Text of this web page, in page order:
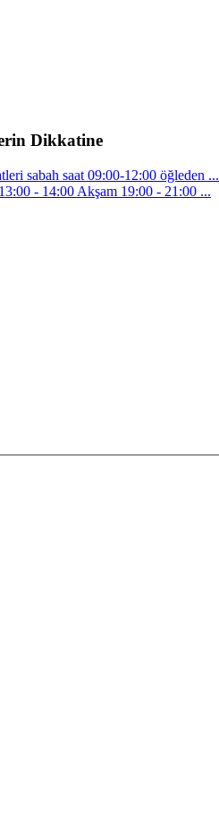
Dikkatine
sabah saat 09:00-12:00 öğleden ...
- 14:00 Akşam 19:00 - 21:00 ...